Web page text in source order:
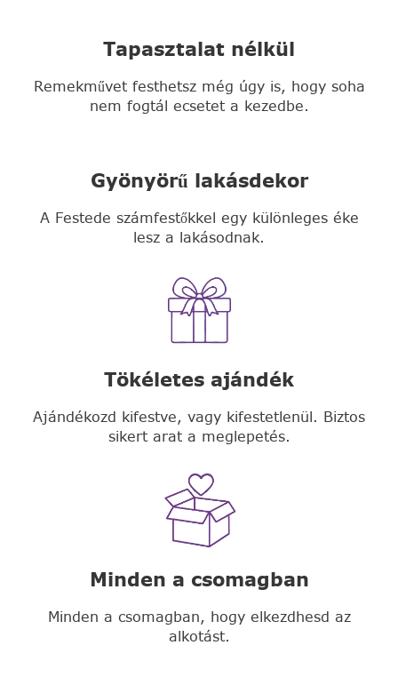
Tapasztalat nélkül
Remekművet festhetsz még úgy is, hogy soha
nem fogtál ecsetet a kezedbe.
Gyönyörű lakásdekor
A Festede számfestőkkel egy különleges éke
lesz a lakásodnak.
Tökéletes ajándék
Ajándékozd kifestve, vagy kifestetlenül. Biztos
sikert arat a meglepetés.
Minden a csomagban
Minden a csomagban, hogy elkezdhesd az
alkotást.